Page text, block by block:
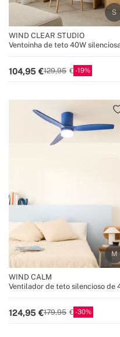
WIND CLEAR STUDIO
Ventoinha de teto 40W
104,95 129,95 19
WIND CALM
Ventilador de teto silencioso de
124,95 179,95 30